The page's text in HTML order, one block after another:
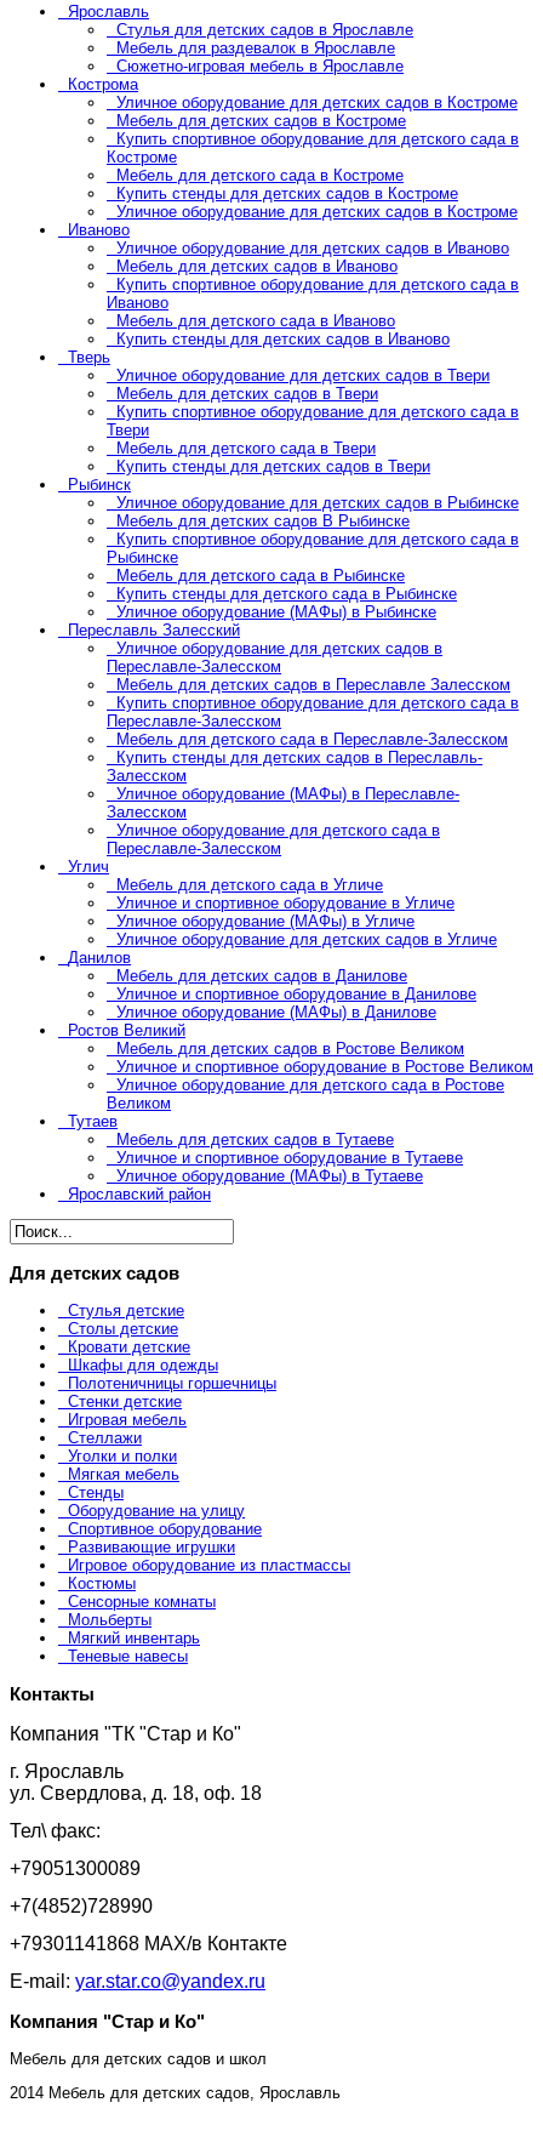
Ярославль
Стулья для детских садов в Ярославле
Мебель для раздевалок в Ярославле
Сюжетно-игровая мебель в Ярославле
Кострома
Уличное оборудование для детских садов в Костроме
Мебель для детских садов в Костроме
Купить спортивное оборудование для детского сада в
Костроме
Мебель для детского сада в Костроме
Купить стенды для детских садов в Костроме
Уличное оборудование для детских садов в Костроме
Иваново
Уличное оборудование для детских садов в Иваново
Мебель для детских садов в Иваново
Купить спортивное оборудование для детского сада в
Иваново
Мебель для детского сада в Иваново
Купить стенды для детских садов в Иваново
Тверь
Уличное оборудование для детских садов в Твери
Мебель для детских садов в Твери
Купить спортивное оборудование для детского сада в
Твери
Мебель для детского сада в Твери
Купить стенды для детских садов в Твери
Рыбинск
Уличное оборудование для детских садов в Рыбинске
Мебель для детских садов В Рыбинске
Купить спортивное оборудование для детского сада в
Рыбинске
Мебель для детского сада в Рыбинске
Купить стенды для детского сада в Рыбинске
Уличное оборудование (МАФы) в Рыбинске
Переславль Залесский
Уличное оборудование для детских садов в
Переславле-Залесском
Мебель для детских садов в Переславле Залесском
Купить спортивное оборудование для детского сада в
Переславле-Залесском
Мебель для детского сада в Переславле-Залесском
Купить стенды для детских садов в Переславль-
Залесском
Уличное оборудование (МАФы) в Переславле-
Залесском
Уличное оборудование для детского сада в
Переславле-Залесском
Углич
Мебель для детского сада в Угличе
Уличное и спортивное оборудование в Угличе
Уличное оборудование (МАФы) в Угличе
Уличное оборудование для детских садов в Угличе
Данилов
Мебель для детских садов в Данилове
Уличное и спортивное оборудование в Данилове
Уличное оборудование (МАФы) в Данилове
Ростов Великий
Мебель для детских садов в Ростове Великом
Уличное и спортивное оборудование в Ростове Великом
Уличное оборудование для детского сада в Ростове
Великом
Тутаев
Мебель для детских садов в Тутаеве
Уличное и спортивное оборудование в Тутаеве
Уличное оборудование (МАФы) в Тутаеве
Ярославский район
Для детских садов
Стулья детские
Столы детские
Кровати детские
Шкафы для одежды
Полотеничницы горшечницы
Стенки детские
Игровая мебель
Стеллажи
Уголки и полки
Мягкая мебель
Стенды
Оборудование на улицу
Спортивное оборудование
Развивающие игрушки
Игровое оборудование из пластмассы
Костюмы
Сенсорные комнаты
Мольберты
Мягкий инвентарь
Теневые навесы
Контакты
Компания "ТК "Стар и Ко"
г. Ярославль
ул. Свердлова, д. 18, оф. 18
Тел\ факс:
+79051300089
+7(4852)728990
+79301141868 MAX/в Контакте
E-mail: yar.star.co@yandex.ru
Компания "Стар и Ко"
Мебель для детских садов и школ
2014 Мебель для детских садов, Ярославль